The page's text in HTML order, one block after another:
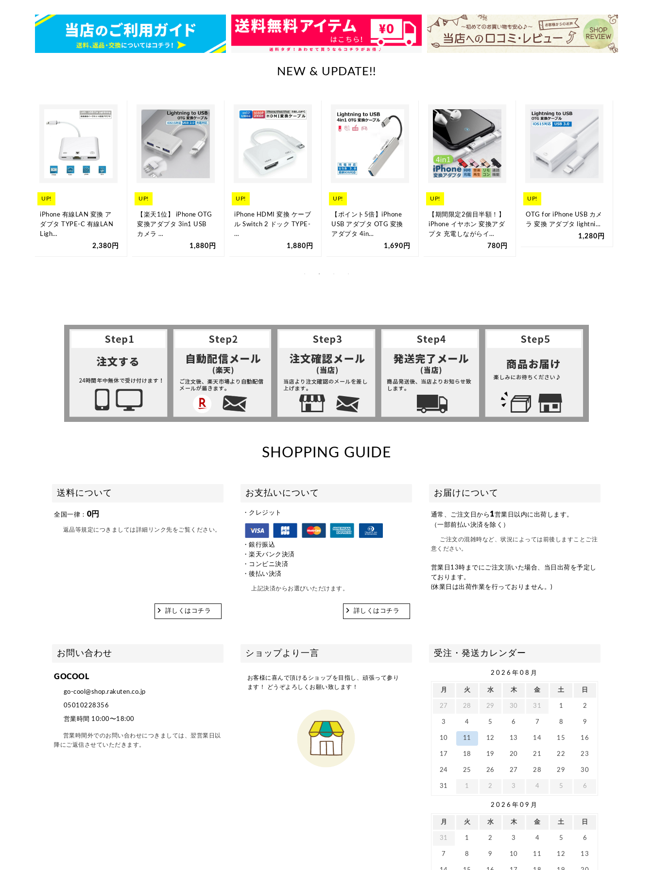
NEW & UPDATE!!
UP!
iPhone 有線LAN 変換 ア
ダプタ TYPE-C 有線LAN
Ligh…
2,380円
UP!
【楽天1位】 iPhone OTG
変換アダプタ 3in1 USB
カメラ …
1,880円
UP!
iPhone HDMI 変換 ケーブ
ル Switch 2 ドック TYPE-
…
1,880円
UP!
【ポイント5倍】iPhone
USB アダプタ OTG 変換
アダプタ 4in…
1,690円
UP!
【期間限定2個目半額！】
iPhone イヤホン 変換アダ
プタ 充電しながらイ…
780円
UP!
OTG for iPhone USB カメ
ラ 変換 アダプタ lightni…
1,280円
SHOPPING GUIDE
送料について
全国一律： 0円
返品等規定につきましては詳細リンク先をご覧ください。
詳しくはコチラ
お支払いについて
・クレジット
・銀行振込
・楽天バンク決済
・コンビニ決済
・後払い決済
上記決済からお選びいただけます。
詳しくはコチラ
お届けについて
通常、ご注文日から 1営業日以内に出荷します。
（一部前払い決済を除く）
ご注文の混雑時など、状況によっては前後しますことご注
意ください。
営業日13時までにご注文頂いた場合、当日出荷を予定し
ております。
(休業日は出荷作業を行っておりません。)
お問い合わせ
GOCOOL
go-cool@shop.rakuten.co.jp
05010228356
営業時間 10:00〜18:00
営業時間外でのお問い合わせにつきましては、翌営業日以
降にご返信させていただきます。
ショップより一言
お客様に喜んで頂けるショップを目指し、頑張って参り
ます！ どうぞよろしくお願い致します！
受注・発送カレンダー
2026年08月
月 火 水 木 金 土 日
27 28 29 30 31 1 2
3 4 5 6 7 8 9
10 11 12 13 14 15 16
17 18 19 20 21 22 23
24 25 26 27 28 29 30
31 1 2 3 4 5 6
2026年09月
月 火 水 木 金 土 日
31 1 2 3 4 5 6
7 8 9 10 11 12 13